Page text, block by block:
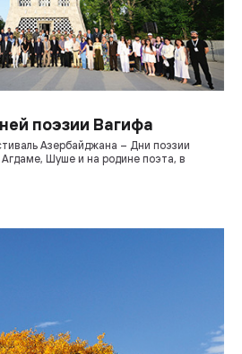
поэзии Вагифа
Азербайджана – Дни поэзии
Шуше и на родине поэта, в